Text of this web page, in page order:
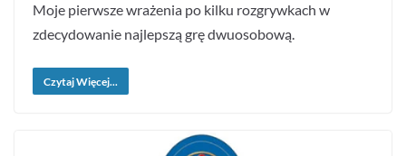
Moje pierwsze wrażenia po kilku rozgrywkach w
zdecydowanie najlepszą grę dwuosobową.
Czytaj Więcej...